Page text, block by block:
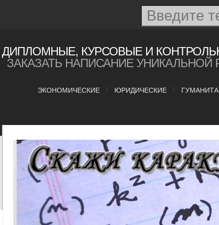
ДИПЛОМНЫЕ, КУРСОВЫЕ И
ЗАКАЗАТЬ НАПИСАНИЕ
ЭКОНОМИЧЕСКИЕ ЮРИДИЧЕСКИЕ